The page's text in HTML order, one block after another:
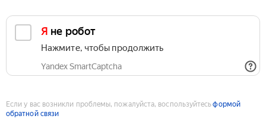
Я не робот
Нажмите, чтобы продолжить
Yandex SmartCaptcha
Если у вас возникли проблемы, пожалуйста, воспользуйтесьформой
обратной связи